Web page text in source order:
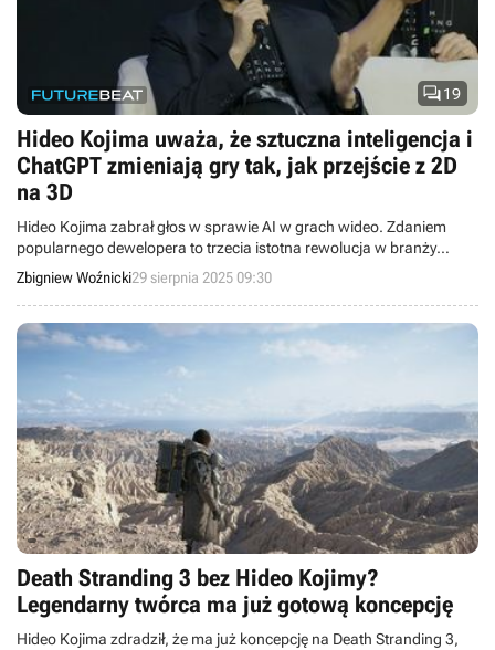
19
Hideo Kojima uważa, że sztuczna inteligencja i
ChatGPT zmieniają gry tak, jak przejście z 2D
na 3D
Hideo Kojima zabrał głos w sprawie AI w grach wideo. Zdaniem
popularnego dewelopera to trzecia istotna rewolucja w branży
gamingu.
Zbigniew Woźnicki29 sierpnia 2025 09:30
Death Stranding 3 bez Hideo Kojimy?
Legendarny twórca ma już gotową koncepcję
Hideo Kojima zdradził, że ma już koncepcję na Death Stranding 3,